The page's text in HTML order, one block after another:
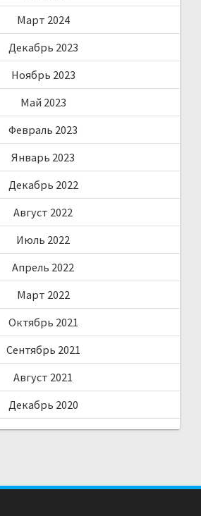
Март 2024
Декабрь 2023
Ноябрь 2023
Май 2023
Февраль 2023
Январь 2023
Декабрь 2022
Август 2022
Июль 2022
Апрель 2022
Март 2022
Октябрь 2021
Сентябрь 2021
Август 2021
Декабрь 2020